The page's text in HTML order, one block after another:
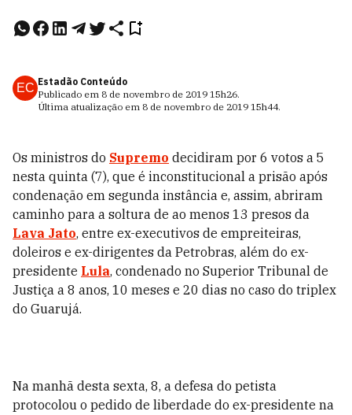
EC Estadão Conteúdo
Publicado em 8 de novembro de 2019 15h26.
Última atualização em 8 de novembro de 2019 15h44.
Os ministros do Supremo decidiram por 6 votos a 5
nesta quinta (7), que é inconstitucional a prisão após
condenação em segunda instância e, assim, abriram
caminho para a soltura de ao menos 13 presos da
Lava Jato, entre ex-executivos de empreiteiras,
doleiros e ex-dirigentes da Petrobras, além do ex-
presidente Lula, condenado no Superior Tribunal de
Justiça a 8 anos, 10 meses e 20 dias no caso do triplex
do Guarujá.
Na manhã desta sexta, 8, a defesa do petista
protocolou o pedido de liberdade do ex-presidente na